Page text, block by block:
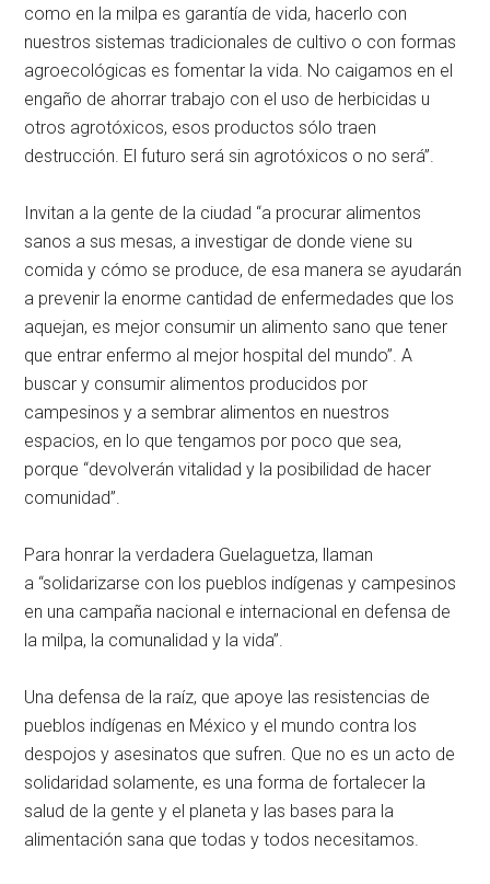
como en la milpa es garantía de vida, hacerlo con
nuestros sistemas tradicionales de cultivo o con formas
agroecológicas es fomentar la vida. No caigamos en el
engaño de ahorrar trabajo con el uso de herbicidas u
otros agrotóxicos, esos productos sólo traen
destrucción. El futuro será sin agrotóxicos o no será
Invitan a la gente de la ciudad a procurar alimentos
sanos a sus mesas, a investigar de donde viene su
comida y cómo se produce, de esa manera se ayudarán
a prevenir la enorme cantidad de enfermedades que los
aquejan, es mejor consumir un alimento sano que tener
que entrar enfermo al mejor hospital del mundo
. A
buscar y consumir alimentos producidos por
campesinos y a sembrar alimentos en nuestros
espacios, en lo que tengamos por poco que sea,
porque devolverán vitalidad y la posibilidad de hacer
comunidad
Para honrar la verdadera Guelaguetza, llaman
a solidarizarse con los pueblos indígenas y campesinos
en una campaña nacional e internacional en defensa de
la milpa, la comunalidad y la vida
Una defensa de la raíz, que apoye las resistencias de
pueblos indígenas en México y el mundo contra los
despojos y asesinatos que sufren. Que no es un acto de
solidaridad solamente, es una forma de fortalecer la
salud de la gente y el planeta y las bases para la
alimentación sana que todas y todos necesitamos.